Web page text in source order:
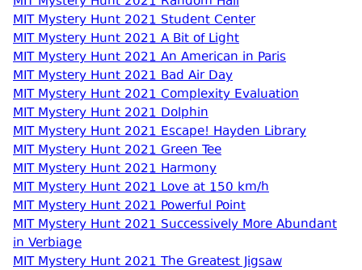
MIT Mystery Hunt 2021 Student Center
MIT Mystery Hunt 2021 A Bit of Light
MIT Mystery Hunt 2021 An American in Paris
MIT Mystery Hunt 2021 Bad Air Day
MIT Mystery Hunt 2021 Complexity Evaluation
MIT Mystery Hunt 2021 Dolphin
MIT Mystery Hunt 2021 Escape! Hayden Library
MIT Mystery Hunt 2021 Green Tee
MIT Mystery Hunt 2021 Harmony
MIT Mystery Hunt 2021 Love at 150 km/h
MIT Mystery Hunt 2021 Powerful Point
MIT Mystery Hunt 2021 Successively More Abundant
in Verbiage
MIT Mystery Hunt 2021 The Greatest Jigsaw